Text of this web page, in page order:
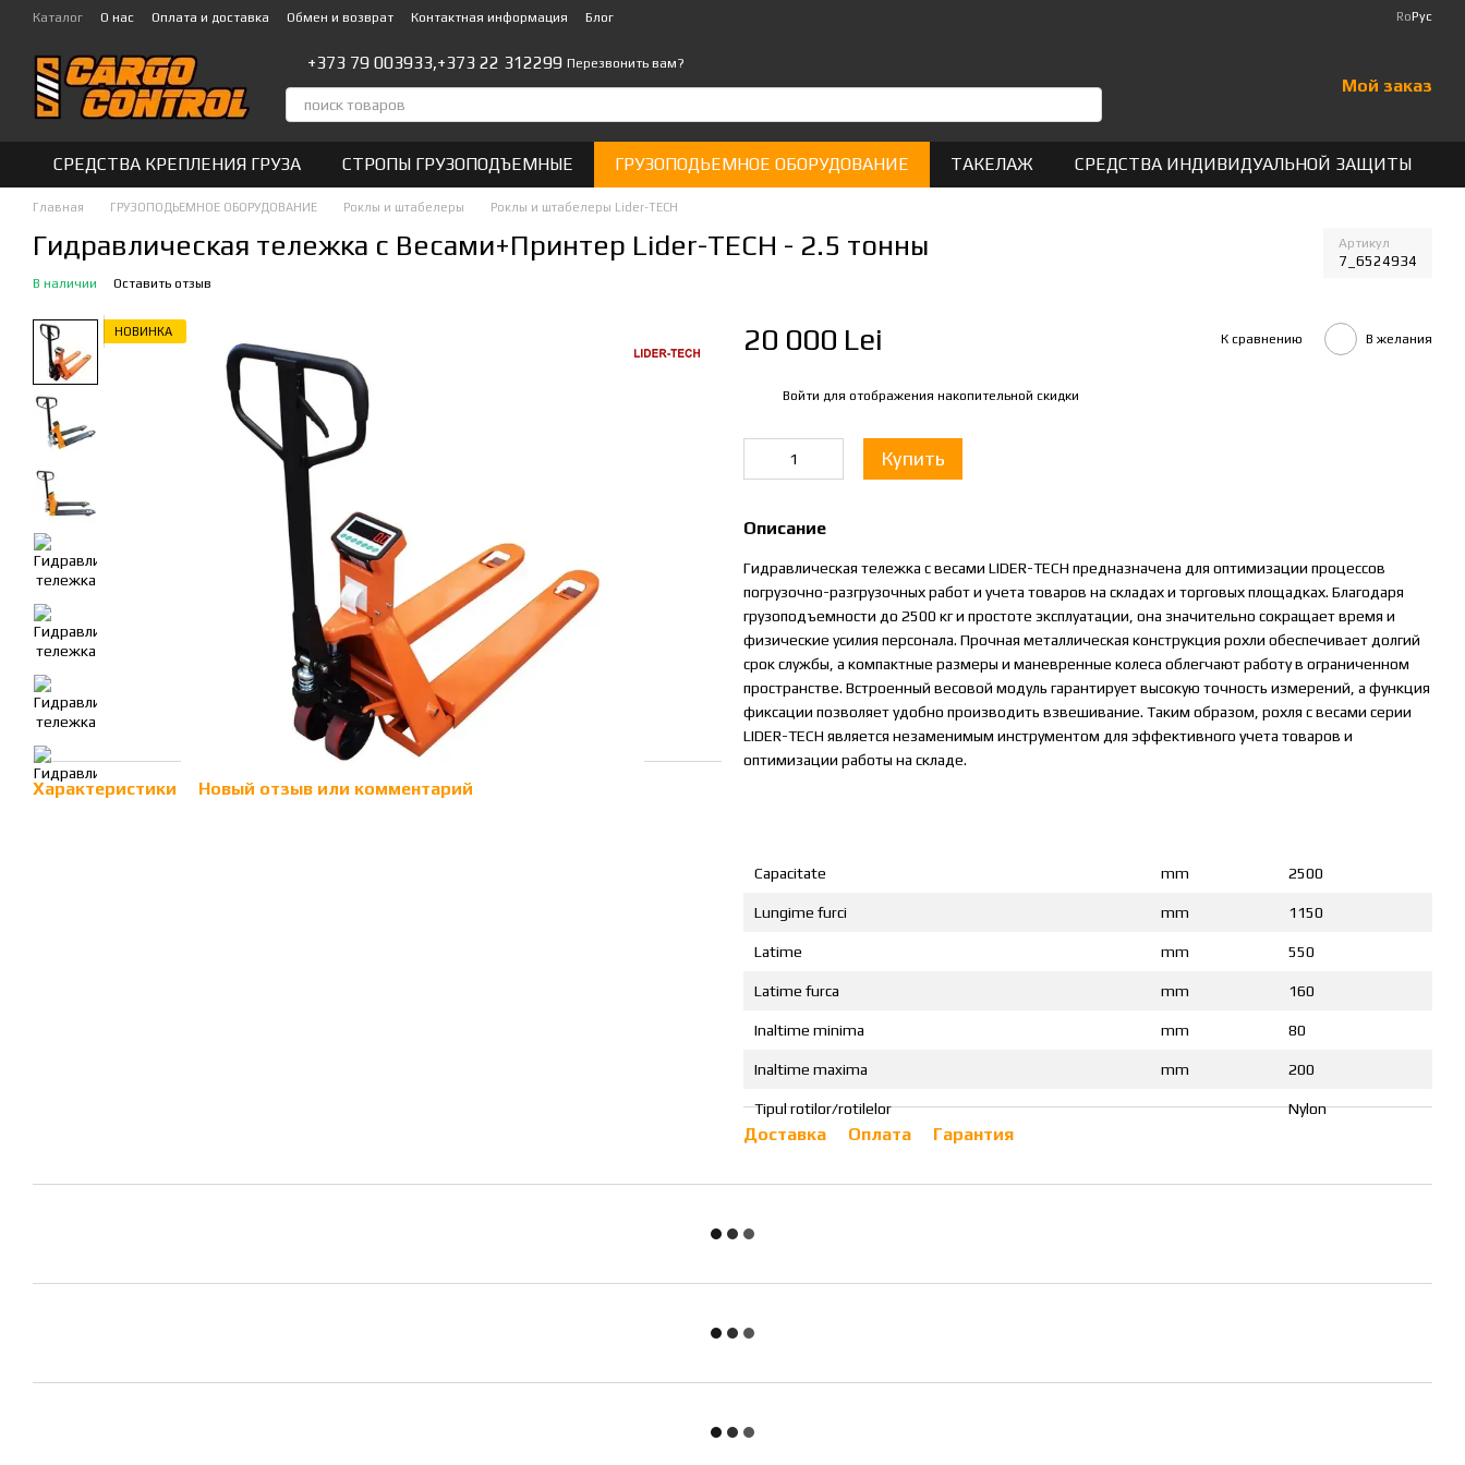
Перейти к основному контенту
Каталог О нас Оплата и доставка Обмен и возврат Контактная информация Блог RoРус
+373 79 003933,+373 22 312299 Перезвонить вам?
Мой заказ
СРЕДСТВА КРЕПЛЕНИЯ ГРУЗА СТРОПЫ ГРУЗОПОДЪЕМНЫЕ ГРУЗОПОДЬЕМНОЕ ОБОРУДОВАНИЕ ТАКЕЛАЖ СРЕДСТВА ИНДИВИДУАЛЬНОЙ ЗАЩИТЫ
Главная ГРУЗОПОДЬЕМНОЕ ОБОРУДОВАНИЕ Роклы и штабелеры Роклы и штабелеры Lider-TECH
Гидравлическая тележка с Весами+Принтер Lider-TECH - 2.5 тонны Артикул
7_6524934
В наличии Оставить отзыв
НОВИНКА
Характеристики Новый отзыв или комментарий
20 000 Lei К сравнению В желания
Войти для отображения накопительной скидки
Купить
Описание
Гидравлическая тележка с весами LIDER-TECH предназначена для оптимизации процессов
погрузочно-разгрузочных работ и учета товаров на складах и торговых площадках. Благодаря
грузоподъемности до 2500 кг и простоте эксплуатации, она значительно сокращает время и
физические усилия персонала. Прочная металлическая конструкция рохли обеспечивает долгий
срок службы, а компактные размеры и маневренные колеса облегчают работу в ограниченном
пространстве. Встроенный весовой модуль гарантирует высокую точность измерений, а функция
фиксации позволяет удобно производить взвешивание. Таким образом, рохля с весами серии
LIDER-TECH является незаменимым инструментом для эффективного учета товаров и
оптимизации работы на складе.
Capacitate mm 2500
Lungime furci mm 1150
Latime mm 550
Latime furca mm 160
Inaltime minima mm 80
Inaltime maxima mm 200
Tipul rotilor/rotilelor Nylon
Доставка Оплата Гарантия